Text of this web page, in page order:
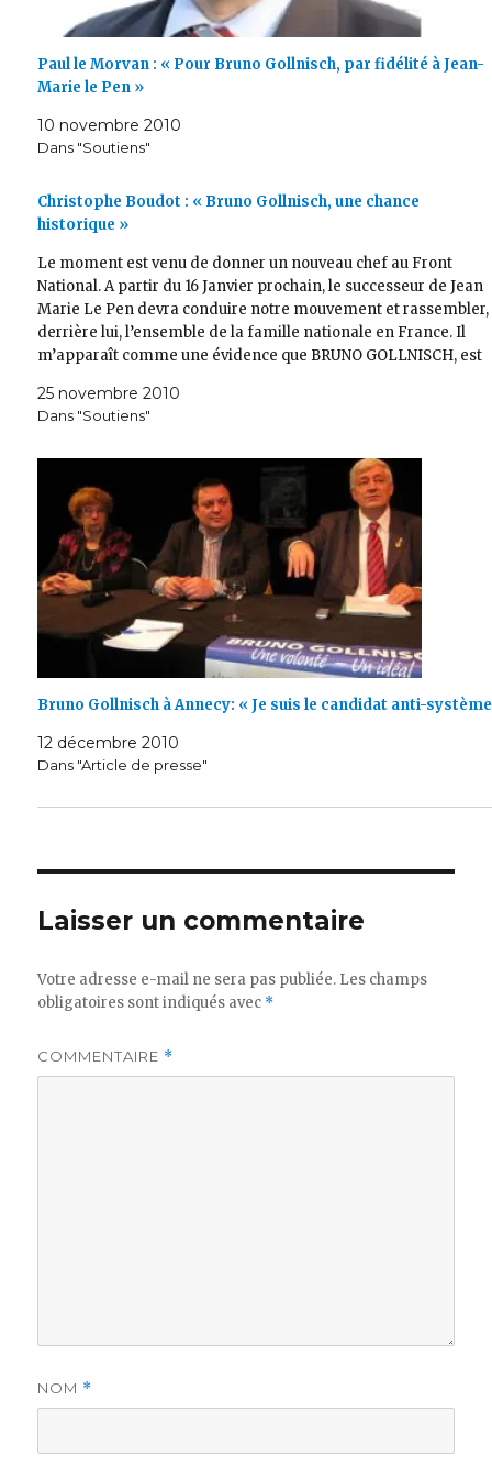
Paul le Morvan : « Pour Bruno Gollnisch, par fidélité à Jean-
Marie le Pen »
10 novembre 2010
Dans "Soutiens"
Christophe Boudot : « Bruno Gollnisch, une chance
historique »
Le moment est venu de donner un nouveau chef au Front
National. A partir du 16 Janvier prochain, le successeur de Jean
Marie Le Pen devra conduire notre mouvement et rassembler,
derrière lui, l’ensemble de la famille nationale en France. Il
m’apparaît comme une évidence que BRUNO GOLLNISCH, est
25 novembre 2010
Dans "Soutiens"
Bruno Gollnisch à Annecy: « Je suis le candidat anti-
12 décembre 2010
Dans "Article de presse"
Laisser un commentaire
Votre adresse e-mail ne sera pas publiée. Les champs
obligatoires sont indiqués avec *
COMMENTAIRE *
NOM *